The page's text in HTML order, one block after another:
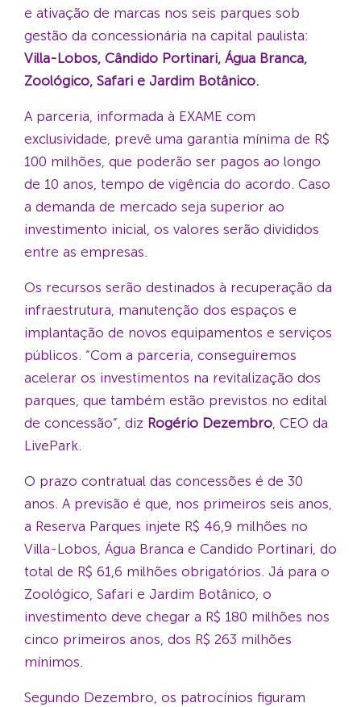
e ativação de marcas nos seis parques sob
gestão da concessionária na capital paulista:
Villa-Lobos, Cândido Portinari, Água Branca,
Zoológico, Safari e Jardim Botânico.
A parceria, informada à EXAME com
exclusividade, prevê uma garantia mínima de R$
100 milhões, que poderão ser pagos ao longo
de 10 anos, tempo de vigência do acordo. Caso
a demanda de mercado seja superior ao
investimento inicial, os valores serão divididos
entre as empresas.
Os recursos serão destinados à recuperação da
infraestrutura, manutenção dos espaços e
implantação de novos equipamentos e serviços
públicos. “Com a parceria, conseguiremos
acelerar os investimentos na revitalização dos
parques, que também estão previstos no edital
de concessão”, diz Rogério Dezembro, CEO da
LivePark.
O prazo contratual das concessões é de 30
anos. A previsão é que, nos primeiros seis anos,
a Reserva Parques injete R$ 46,9 milhões no
Villa-Lobos, Água Branca e Candido Portinari, do
total de R$ 61,6 milhões obrigatórios. Já para o
Zoológico, Safari e Jardim Botânico, o
investimento deve chegar a R$ 180 milhões nos
cinco primeiros anos, dos R$ 263 milhões
mínimos.
Segundo Dezembro, os patrocínios figuram